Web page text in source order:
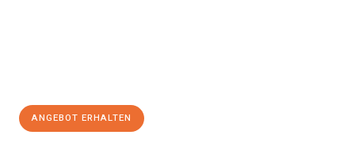
ANGEBOT ERHALTEN